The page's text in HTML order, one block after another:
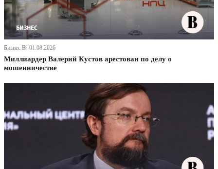
Бизнес В· 01.08.2026
Миллиардер Валерий Кустов арестован по делу о
мошенничестве